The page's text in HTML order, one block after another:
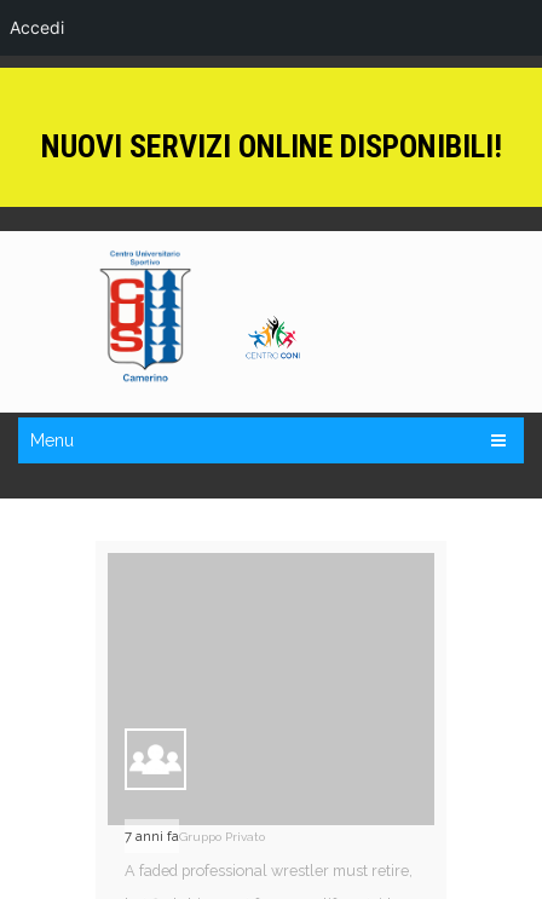
Accedi
NUOVI SERVIZI ONLINE DISPONIBILI!
Menu
Gruppo Privato
7 anni fa
A faded professional wrestler must retire,